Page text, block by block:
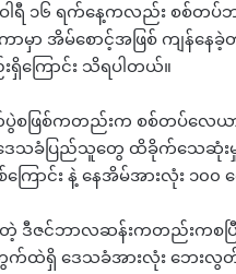
ဝါရီ ၁၆ ရက်နေ့ကလည်း စစ်တ
မှာ အိမ်စောင့်အဖြစ် ကျန်နေ
ကြောင်း သိရပါတယ်။
စဖြစ်ကတည်းက စစ်တပ်လေယာ
သခံပြည်သူတွေ ထိခိုက်သေဆုံးမှု ဖ
စ်ကြောင်း နဲ့ နေအိမ်အားလုံး ၁
ခဲ့တဲ့ ဒီဇင်ဘာလဆန်းကတည်းကစပြီ
က်ထဲရှိ ဒေသခံအားလုံး ဘေးလွတ်